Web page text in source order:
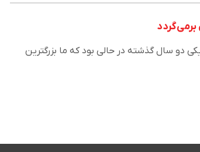
سال گذشته در حالی بود که ما بزرگترین